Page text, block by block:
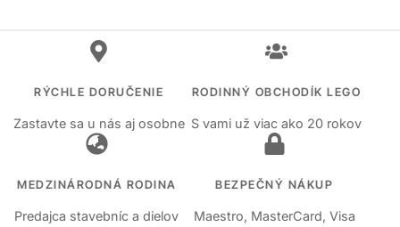
RÝCHLE DORUČENIE
Zastavte sa u nás aj osobne
RODINNÝ OBCHODÍK LEGO
S vami už viac ako 20 rokov
MEDZINÁRODNÁ RODINA
Predajca stavebníc a dielov
BEZPEČNÝ NÁKUP
Maestro, MasterCard, Visa